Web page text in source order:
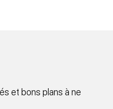
et bons plans à ne